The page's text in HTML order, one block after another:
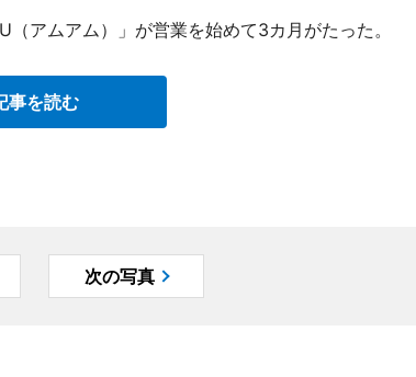
アムアム）」が営業を始めて3カ月がたった。
事を読む
次の写真